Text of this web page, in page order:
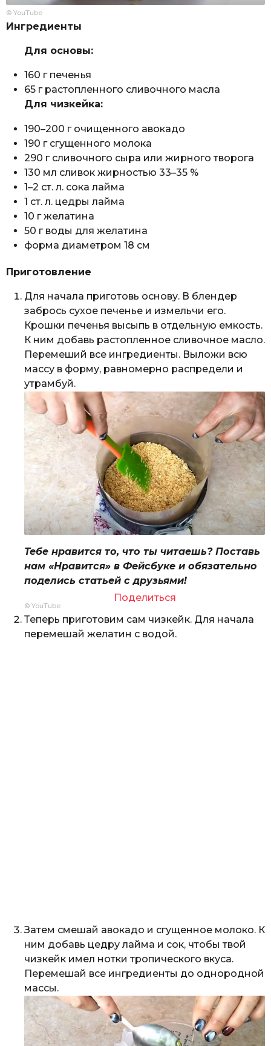
© YouTube
Ингредиенты
Для основы:
160 г печенья
65 г растопленного сливочного масла
Для чизкейка:
190–200 г очищенного авокадо
190 г сгущенного молока
290 г сливочного сыра или жирного творога
130 мл сливок жирностью 33–35 %
1–2 ст. л. сока лайма
1 ст. л. цедры лайма
10 г желатина
50 г воды для желатина
форма диаметром 18 см
Приготовление
Для начала приготовь основу. В блендер
забрось сухое печенье и измельчи его.
Крошки печенья высыпь в отдельную емкость.
К ним добавь растопленное сливочное масло.
Перемеший все ингредиенты. Выложи всю
массу в форму, равномерно распредели и
утрамбуй.
Тебе нравится то, что ты читаешь? Поставь
нам «Нравится» в Фейсбуке и обязательно
поделись статьей с друзьями!
Поделиться
© YouTube
Теперь приготовим сам чизкейк. Для начала
перемешай желатин с водой.
Затем смешай авокадо и сгущенное молоко. К
ним добавь цедру лайма и сок, чтобы твой
чизкейк имел нотки тропического вкуса.
Перемешай все ингредиенты до однородной
массы.